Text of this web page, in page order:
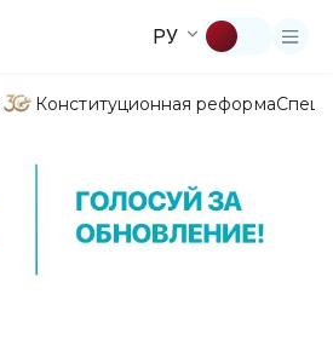
РУ
Конституционная реформа